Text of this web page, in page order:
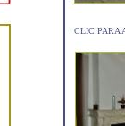
CLIC PARA